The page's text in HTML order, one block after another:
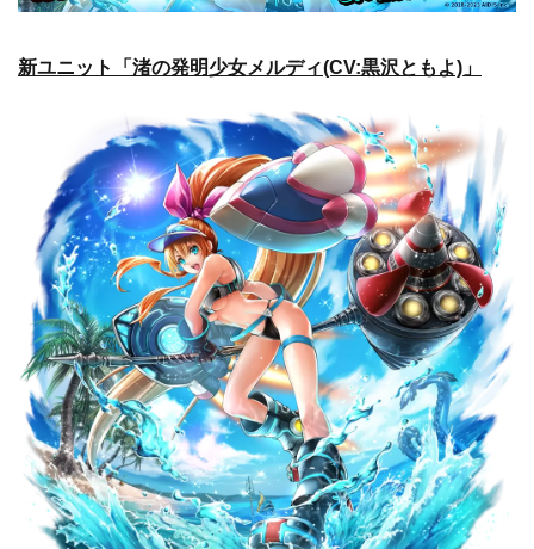
新ユニット「渚の発明少女メルディ(CV:黒沢ともよ)」